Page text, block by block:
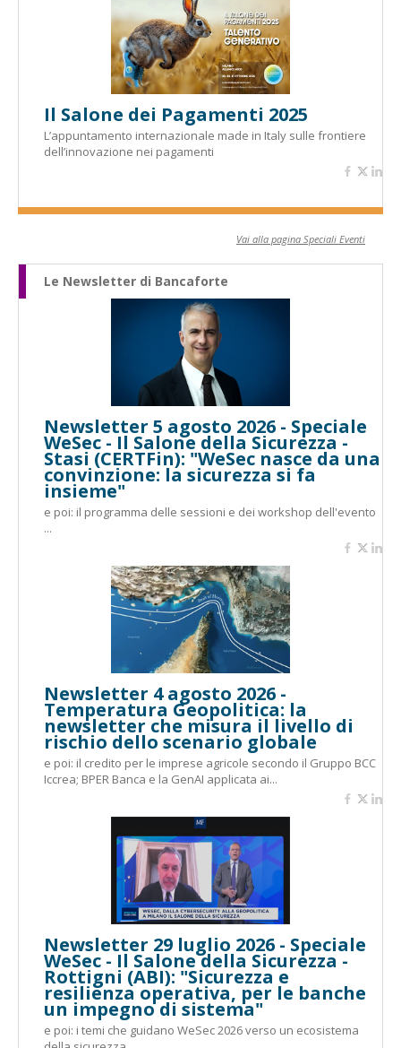
Il Salone dei Pagamenti 2025
L’appuntamento internazionale made in Italy sulle frontiere
dell’innovazione nei pagamenti
Vai alla pagina Speciali Eventi
Le Newsletter di Bancaforte
Newsletter 5 agosto 2026 - Speciale
WeSec - Il Salone della Sicurezza -
Stasi (CERTFin): "WeSec nasce da una
convinzione: la sicurezza si fa
insieme"
e poi: il programma delle sessioni e dei workshop dell'evento
...
Newsletter 4 agosto 2026 -
Temperatura Geopolitica: la
newsletter che misura il livello di
rischio dello scenario globale
e poi: il credito per le imprese agricole secondo il Gruppo BCC
Iccrea; BPER Banca e la GenAI applicata ai...
Newsletter 29 luglio 2026 - Speciale
WeSec - Il Salone della Sicurezza -
Rottigni (ABI): "Sicurezza e
resilienza operativa, per le banche
un impegno di sistema"
e poi: i temi che guidano WeSec 2026 verso un ecosistema